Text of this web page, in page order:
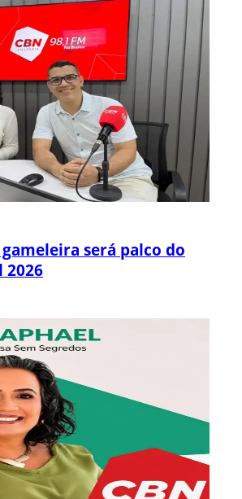
gameleira será palco do
2026